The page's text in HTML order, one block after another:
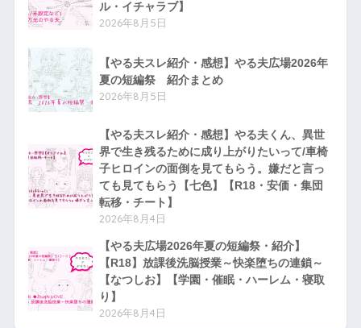
ル・イチャラブ】
2026年8月5日
【やる夫スレ紹介・感想】やる夫広場2026年
夏の短編祭 紹介まとめ
2026年8月5日
【やる夫スレ紹介・感想】やる夫くん、異世
界で生き残るために成り上がりたいって/車椅
子ヒロインの面倒を見てもらう。嫌だと言っ
ても見てもらう【七色】【R18・安価・集団
転移・チート】
2026年8月4日
【やる夫広場2026年夏の短編祭・紹介】
【R18】放課後洗脳授業～快楽堕ちの連鎖～
【なつしお】【学園・催眠・ハーレム・寝取
り】
2026年8月4日